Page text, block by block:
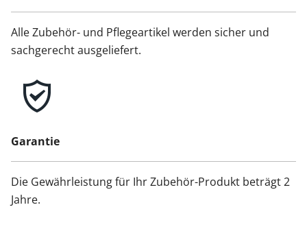
Alle Zubehör- und Pflegeartikel werden sicher und
sachgerecht ausgeliefert.
Garantie
Die Gewährleistung für Ihr Zubehör-Produkt beträgt 2
Jahre.